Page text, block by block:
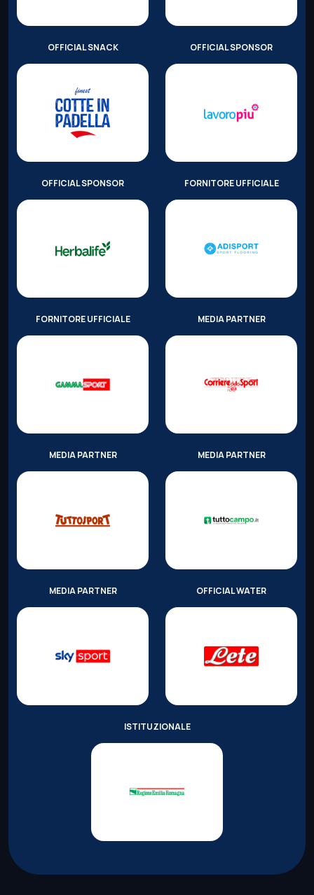
OFFICIAL SNACK OFFICIAL SPONSOR
OFFICIAL SPONSOR FORNITORE UFFICIALE
FORNITORE UFFICIALE MEDIA PARTNER
MEDIA PARTNER MEDIA PARTNER
MEDIA PARTNER OFFICIAL WATER
ISTITUZIONALE